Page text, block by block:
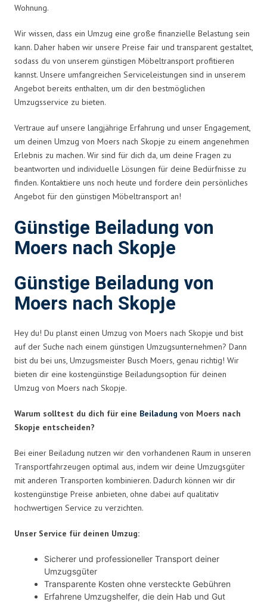
Wohnung.
Wir wissen, dass ein Umzug eine große finanzielle Belastung sein
kann. Daher haben wir unsere Preise fair und transparent gestaltet,
sodass du von unserem günstigen Möbeltransport profitieren
kannst. Unsere umfangreichen Serviceleistungen sind in unserem
Angebot bereits enthalten, um dir den bestmöglichen
Umzugsservice zu bieten.
Vertraue auf unsere langjährige Erfahrung und unser Engagement,
um deinen Umzug von Moers nach Skopje zu einem angenehmen
Erlebnis zu machen. Wir sind für dich da, um deine Fragen zu
beantworten und individuelle Lösungen für deine Bedürfnisse zu
finden. Kontaktiere uns noch heute und fordere dein persönliches
Angebot für den günstigen Möbeltransport an!
Günstige Beiladung von
Moers nach Skopje
Günstige Beiladung von
Moers nach Skopje
Hey du! Du planst einen Umzug von Moers nach Skopje und bist
auf der Suche nach einem günstigen Umzugsunternehmen? Dann
bist du bei uns, Umzugsmeister Busch Moers, genau richtig! Wir
bieten dir eine kostengünstige Beiladungsoption für deinen
Umzug von Moers nach Skopje.
Warum solltest du dich für eine Beiladung von Moers nach
Skopje entscheiden?
Bei einer Beiladung nutzen wir den vorhandenen Raum in unseren
Transportfahrzeugen optimal aus, indem wir deine Umzugsgüter
mit anderen Transporten kombinieren. Dadurch können wir dir
kostengünstige Preise anbieten, ohne dabei auf qualitativ
hochwertigen Service zu verzichten.
Unser Service für deinen Umzug:
Sicherer und professioneller Transport deiner
Umzugsgüter
Transparente Kosten ohne versteckte Gebühren
Erfahrene Umzugshelfer, die dein Hab und Gut